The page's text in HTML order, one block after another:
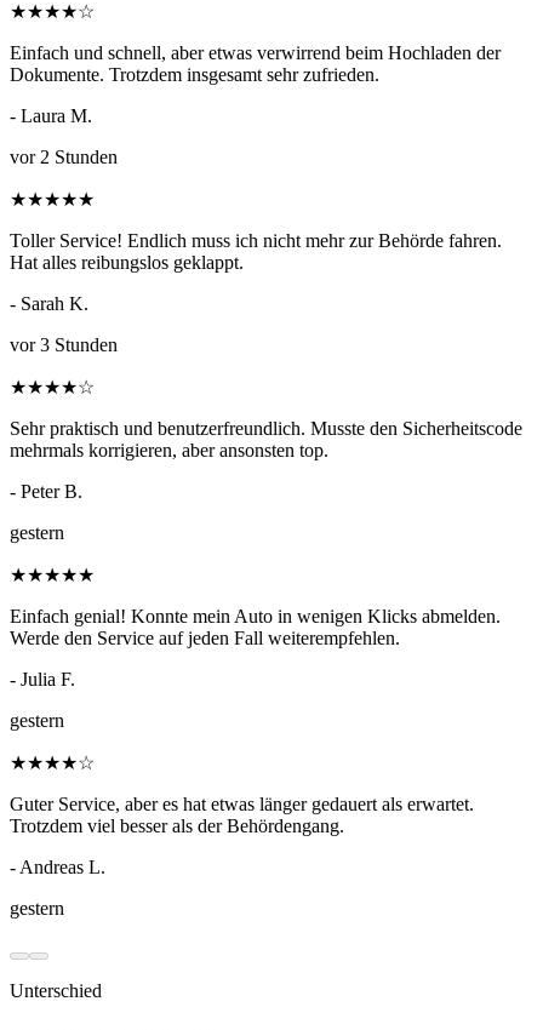
★★★★☆
Einfach und schnell, aber etwas verwirrend beim Hochladen der
Dokumente. Trotzdem insgesamt sehr zufrieden.
- Laura M.
vor 2 Stunden
★★★★★
Toller Service! Endlich muss ich nicht mehr zur Behörde fahren.
Hat alles reibungslos geklappt.
- Sarah K.
vor 3 Stunden
★★★★☆
Sehr praktisch und benutzerfreundlich. Musste den Sicherheitscode
mehrmals korrigieren, aber ansonsten top.
- Peter B.
gestern
★★★★★
Einfach genial! Konnte mein Auto in wenigen Klicks abmelden.
Werde den Service auf jeden Fall weiterempfehlen.
- Julia F.
gestern
★★★★☆
Guter Service, aber es hat etwas länger gedauert als erwartet.
Trotzdem viel besser als der Behördengang.
- Andreas L.
gestern
Unterschied